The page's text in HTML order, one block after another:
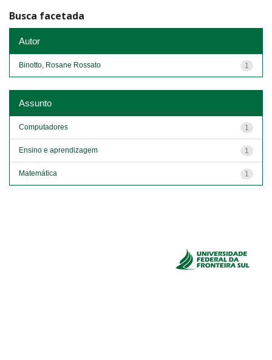
Busca facetada
Autor
1
Binotto, Rosane Rossato
Assunto
1
Computadores
1
Ensino e aprendizagem
1
Matemática